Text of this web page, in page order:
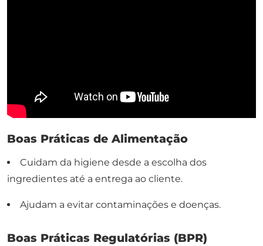
Boas Práticas de Alimentação
Cuidam da higiene desde a escolha dos
ingredientes até a entrega ao cliente.
Ajudam a evitar contaminações e doenças.
Boas Práticas Regulatórias (BPR)